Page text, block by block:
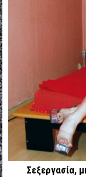
Σεξεργασία,